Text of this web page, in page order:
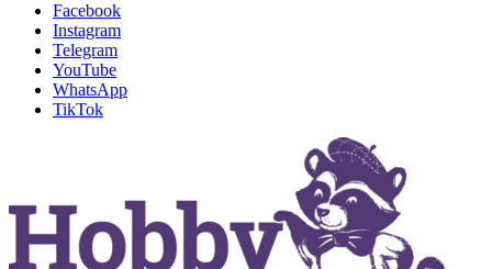
Facebook
Instagram
Telegram
YouTube
WhatsApp
TikTok